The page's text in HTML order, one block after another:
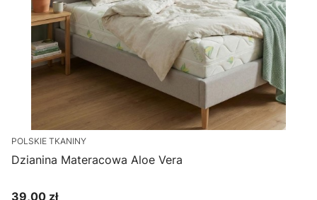
POLSKIE TKANINY
Dzianina Materacowa Aloe Vera
39,00 zł